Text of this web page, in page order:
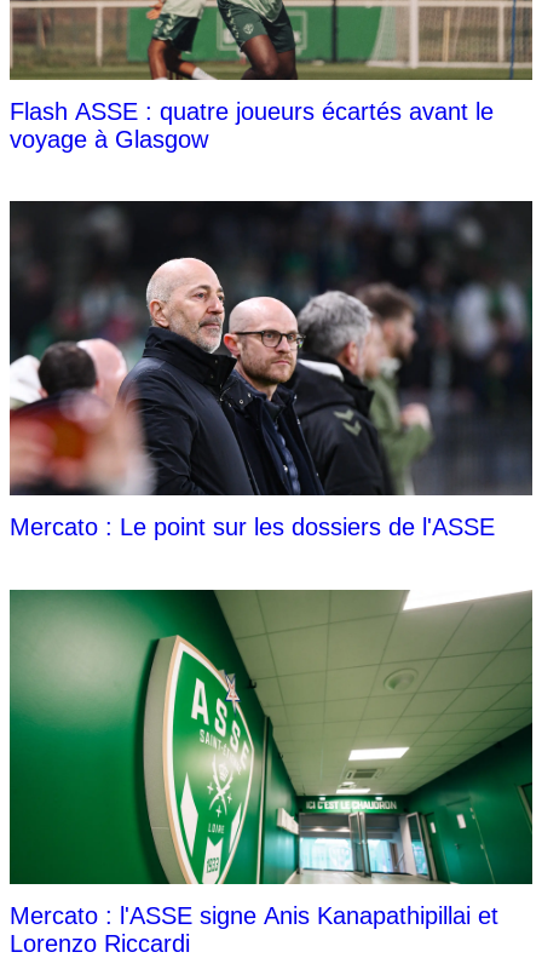
Flash ASSE : quatre joueurs écartés avant le
voyage à Glasgow
Mercato : Le point sur les dossiers de l'ASSE
Mercato : l'ASSE signe Anis Kanapathipillai et
Lorenzo Riccardi